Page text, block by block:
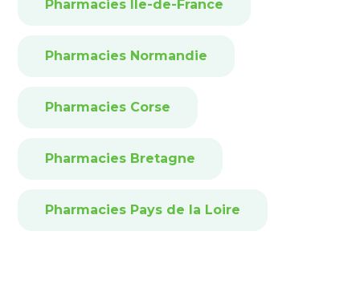
Pharmacies Île-de-France
Pharmacies Normandie
Pharmacies Corse
Pharmacies Bretagne
Pharmacies Pays de la Loire